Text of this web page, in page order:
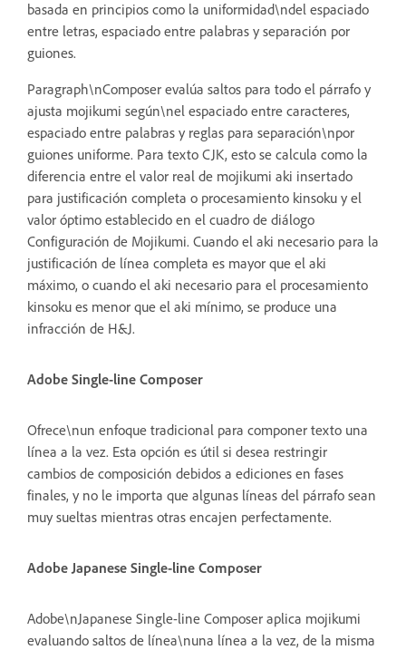
basada en principios como la uniformidad\ndel espaciado
entre letras, espaciado entre palabras y separación por
guiones.
Paragraph\nComposer evalúa saltos para todo el párrafo y
ajusta mojikumi según\nel espaciado entre caracteres,
espaciado entre palabras y reglas para separación\npor
guiones uniforme. Para texto CJK, esto se calcula como la
diferencia entre el valor real de mojikumi aki insertado
para justificación completa o procesamiento kinsoku y el
valor óptimo establecido en el cuadro de diálogo
Configuración de Mojikumi. Cuando el aki necesario para la
justificación de línea completa es mayor que el aki
máximo, o cuando el aki necesario para el procesamiento
kinsoku es menor que el aki mínimo, se produce una
infracción de H&J.
Adobe Single-line Composer
Ofrece\nun enfoque tradicional para componer texto una
línea a la vez. Esta opción es útil si desea restringir
cambios de composición debidos a ediciones en fases
finales, y no le importa que algunas líneas del párrafo sean
muy sueltas mientras otras encajen perfectamente.
Adobe Japanese Single-line Composer
Adobe\nJapanese Single-line Composer aplica mojikumi
evaluando saltos de línea\nuna línea a la vez, de la misma